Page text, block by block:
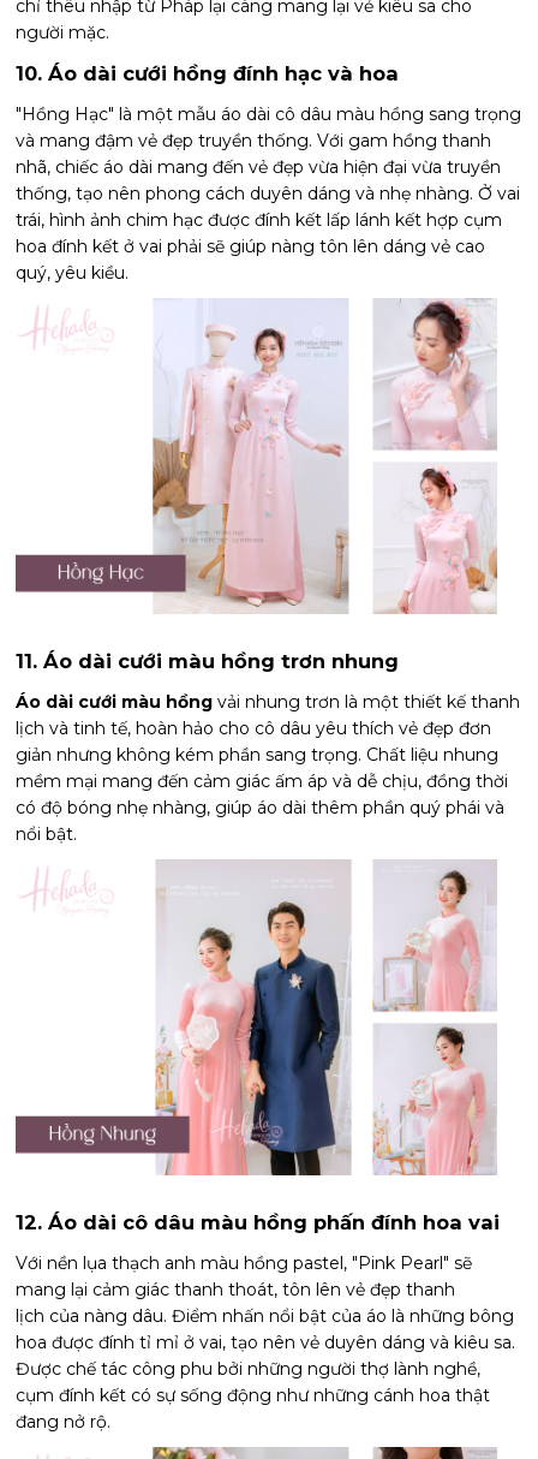
chỉ thêu nhập từ Pháp lại càng mang lại vẻ kiêu sa cho
người mặc.
10. Áo dài cưới hồng đính hạc và hoa
"Hồng Hạc" là một mẫu áo dài cô dâu màu hồng sang trọng
và mang đậm vẻ đẹp truyền thống. Với gam hồng thanh
nhã, chiếc áo dài mang đến vẻ đẹp vừa hiện đại vừa truyền
thống, tạo nên phong cách duyên dáng và nhẹ nhàng. Ở vai
trái, hình ảnh chim hạc được đính kết lấp lánh kết hợp cụm
hoa đính kết ở vai phải sẽ giúp nàng tôn lên dáng vẻ cao
quý, yêu kiều.
11. Áo dài cưới màu hồng trơn nhung
Áo dài cưới màu hồng vải nhung trơn là một thiết kế thanh
lịch và tinh tế, hoàn hảo cho cô dâu yêu thích vẻ đẹp đơn
giản nhưng không kém phần sang trọng. Chất liệu nhung
mềm mại mang đến cảm giác ấm áp và dễ chịu, đồng thời
có độ bóng nhẹ nhàng, giúp áo dài thêm phần quý phái và
nổi bật.
12. Áo dài cô dâu màu hồng phấn đính hoa vai
Với nền lụa thạch anh màu hồng pastel, "Pink Pearl" sẽ
mang lại cảm giác thanh thoát, tôn lên vẻ đẹp thanh
lịch của nàng dâu. Điểm nhấn nổi bật của áo là những bông
hoa được đính tỉ mỉ ở vai, tạo nên vẻ duyên dáng và kiêu sa.
Được chế tác công phu bởi những người thợ lành nghề,
cụm đính kết có sự sống động như những cánh hoa thật
đang nở rộ.